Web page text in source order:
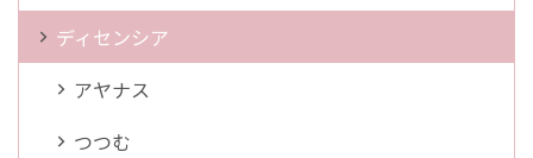
ディセンシア
アヤナス
つつむ